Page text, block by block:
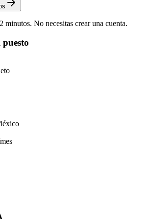
minutos. No necesitas crear una cuenta.